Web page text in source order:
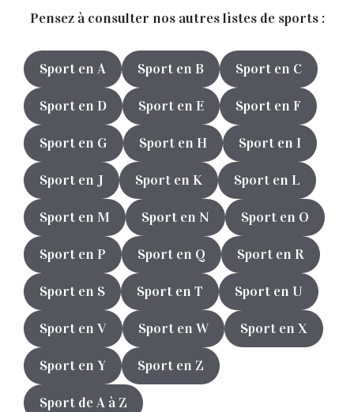
Pensez à consulter nos autres listes de sports :
Sport en A Sport en B Sport en C
Sport en D Sport en E Sport en F
Sport en G Sport en H Sport en I
Sport en J Sport en K Sport en L
Sport en M Sport en N Sport en O
Sport en P Sport en Q Sport en R
Sport en S Sport en T Sport en U
Sport en V Sport en W Sport en X
Sport en Y Sport en Z
Sport de A à Z